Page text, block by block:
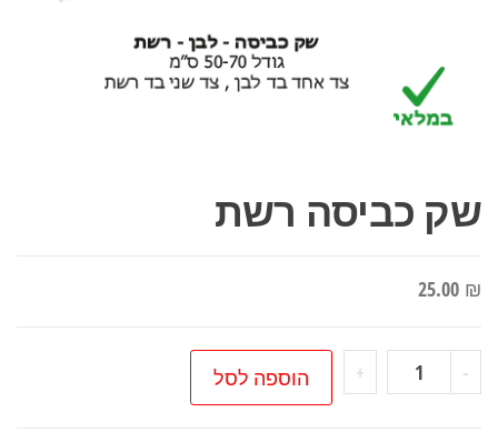
שק כביסה רשת
25.00 ₪
-
כמות
של
+ הוספה לסל